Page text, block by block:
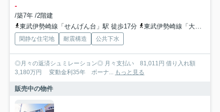
-
/築7年 /2階建
東武伊勢崎線「せんげん台」駅 徒歩17分
東武伊勢崎線「大袋」駅 徒歩18分
閑静な住宅地 耐震構造 公共下水
◎月々の返済シュミレーション◎ 月々支払い 81,011円 借り入れ額
3,180万円 変動金利35年 ボーナ... もっと見る
販売中の物件